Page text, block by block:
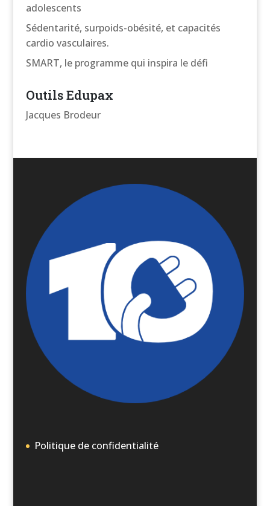
adolescents
Sédentarité, surpoids-obésité, et capacités
cardio vasculaires.
SMART, le programme qui inspira le défi
Outils Edupax
Jacques Brodeur
Politique de confidentialité